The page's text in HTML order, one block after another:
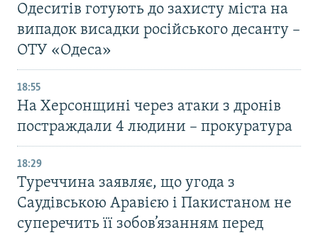
Одеситів готують до захисту міста на
випадок висадки російського десанту –
ОТУ «Одеса»
18:55
На Херсонщині через атаки з дронів
постраждали 4 людини – прокуратура
18:29
Туреччина заявляє, що угода з
Саудівською Аравією і Пакистаном не
суперечить її зобов’язанням перед